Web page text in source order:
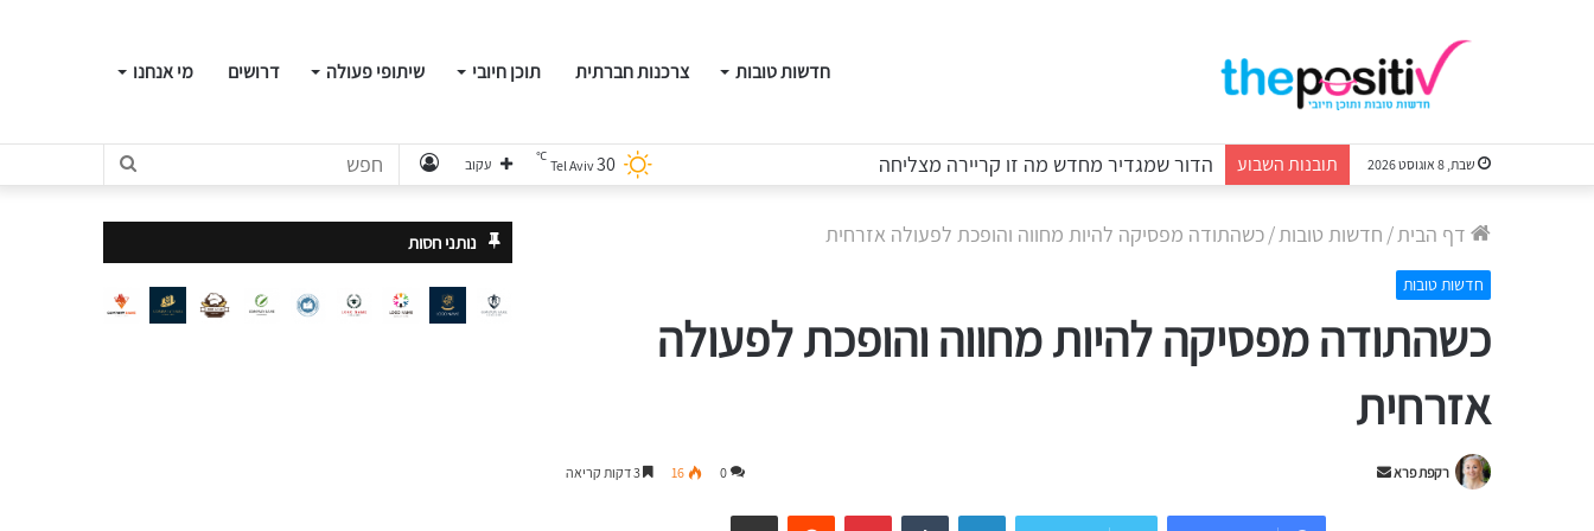
חדשות טובות צרכנות חברתית תוכן חיובי שיתופי פעולה דרושים מי אנחנו
שבת, 8 אוגוסט 2026 תובנות השבוע הדור שמגדיר מחדש מה זו קריירה מצליחה חפש התחבר עקוב Tel Aviv30
℃
דף הבית/ חדשות טובות/כשהתודה מפסיקה להיות מחווה והופכת לפעולה אזרחית
חדשות טובות
כשהתודה מפסיקה להיות מחווה והופכת לפעולה
אזרחית
רקפת פרא
Send
0
16
LinkedIn
Tumblr
Pinterest
Redditשיתוף דרך המייל
נותני חסות